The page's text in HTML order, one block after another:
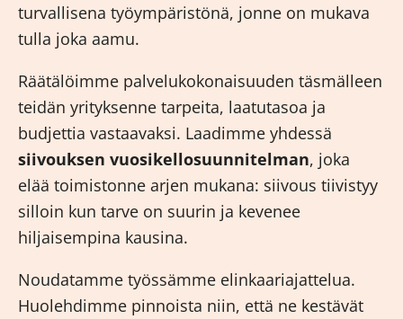
turvallisena työympäristönä, jonne on mukava
tulla joka aamu.
Räätälöimme palvelukokonaisuuden täsmälleen
teidän yrityksenne tarpeita, laatutasoa ja
budjettia vastaavaksi. Laadimme yhdessä
siivouksen vuosikellosuunnitelman, joka
elää toimistonne arjen mukana: siivous tiivistyy
silloin kun tarve on suurin ja kevenee
hiljaisempina kausina.
Noudatamme työssämme elinkaariajattelua.
Huolehdimme pinnoista niin, että ne kestävät